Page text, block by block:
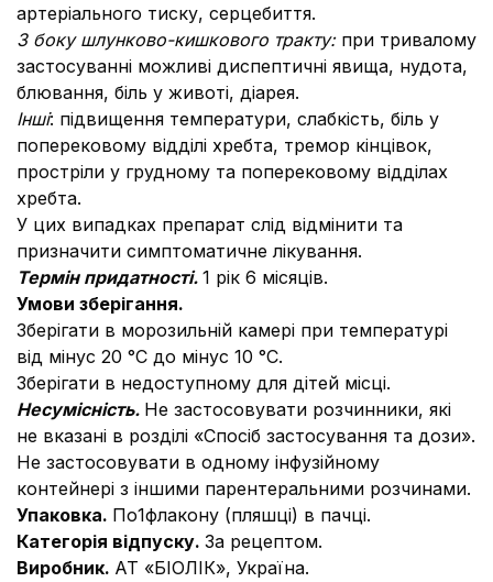
артеріального тиску, серцебиття.
З боку шлунково-кишкового тракту: при тривалому
застосуванні можливі диспептичні явища, нудота,
блювання, біль у животі, діарея.
Інші: підвищення температури, слабкість, біль у
поперековому відділі хребта, тремор кінцівок,
простріли у грудному та поперековому відділах
хребта.
У цих випадках препарат слід відмінити та
призначити симптоматичне лікування.
Термін придатності. 1 рік 6 місяців.
Умови зберігання.
Зберігати в морозильній камері при температурі
від мінус 20 °С до мінус 10 °С.
Зберігати в недоступному для дітей місці.
Несумісність. Не застосовувати розчинники, які
не вказані в розділі «Спосіб застосування та дози».
Не застосовувати в одному інфузійному
контейнері з іншими парентеральними розчинами.
Упаковка. По1флакону (пляшці) в пачці.
Категорія відпуску. За рецептом.
Виробник. АТ «БІОЛІК», Україна.